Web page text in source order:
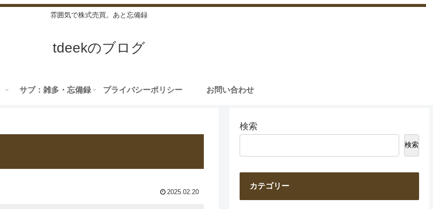
雰囲気で株式売買。あと忘備録
tdeekのブログ
サブ：雑多・忘備録 プライバシーポリシー お問い合わせ
2025.02.20
検索
検索
カテゴリー